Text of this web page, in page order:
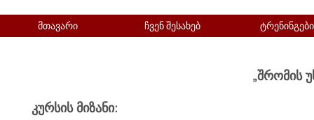
მთავარი ჩვენ შესახებ ტრენინგები
„შრომის უსაფრთხოების
კურსის მიზანი: